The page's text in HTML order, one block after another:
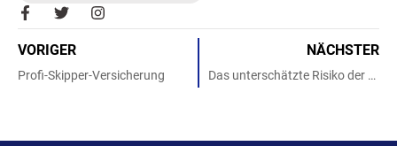
F
a
c
e
b
o
T
w
i
t
t
e
I
n
a
g
VORIGER
Profi-Skipper-Versicherung
NÄCHSTER
Das unterschätzte Risiko der Charter-Skipper